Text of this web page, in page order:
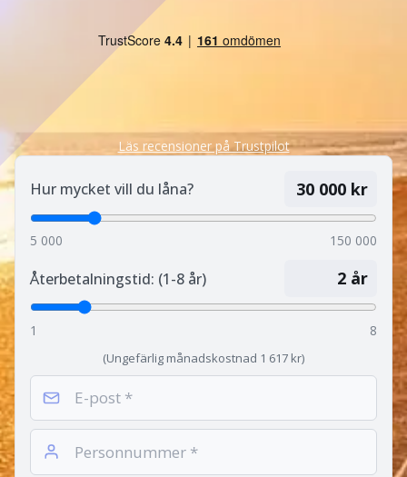
Läs recensioner på Trustpilot
Hur mycket vill du låna? 30 000 kr
5 000 150 000
Återbetalningstid: (1-8 år) 2 år
1 8
(Ungefärlig månadskostnad 1 617 kr)